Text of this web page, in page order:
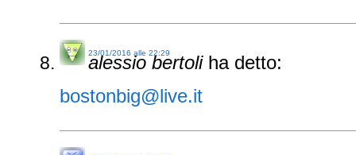
alessio bertoli ha detto:
23/01/2016 alle 22:29
bostonbig@live.it